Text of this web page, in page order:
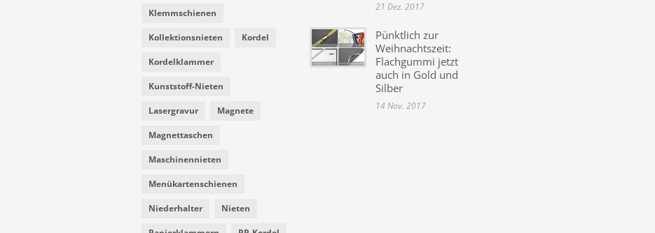
Klemmschienen
Kollektionsnieten Kordel
Kordelklammer
Kunststoff-Nieten
Lasergravur Magnete
Magnettaschen
Maschinennieten
Menükartenschienen
Niederhalter Nieten
21 Dez. 2017
Pünktlich zur
Weihnachtszeit:
Flachgummi jetzt
auch in Gold und
Silber
14 Nov. 2017